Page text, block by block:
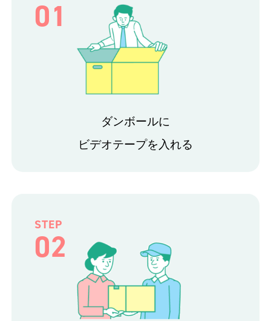
01
ダンボールに
ビデオテープを入れる
STEP
02